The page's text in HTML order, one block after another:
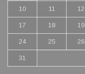
10 11 12
17 18 19
24 25 26
31